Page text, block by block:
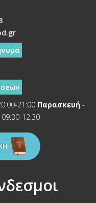
21:00 Παρασκευή -
12:30